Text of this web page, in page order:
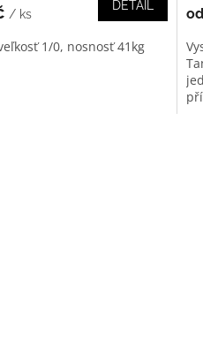
/ ks
DETAIL
1/0, nosnosť 41kg
od